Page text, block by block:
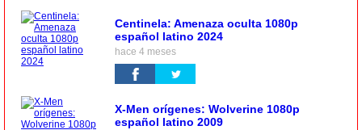
Centinela: Amenaza oculta 1080p
español latino 2024
hace 4 meses
X-Men orígenes: Wolverine 1080p
español latino 2009